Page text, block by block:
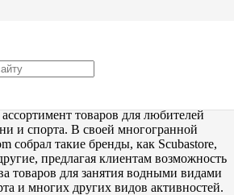
с Tradeinn.com
интернет-магазин, который
товаров для любителей
и спорта. В своей многогранной
собрал такие бренды, как Scubastore,
предлагая клиентам возможность
товаров для занятия водными видами
и многих других видов активностей.